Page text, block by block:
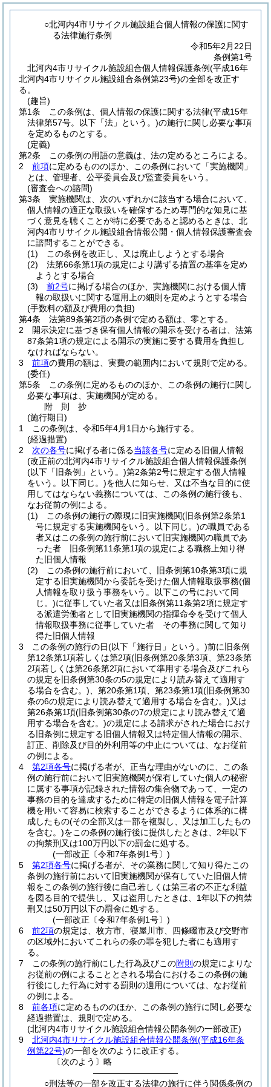
○北河内4市リサイクル施設組合個人情報の保護に関す
る法律施行条例
令和5年2月22日
条例第1号
北河内4市リサイクル施設組合個人情報保護条例(平成16年
北河内4市リサイクル施設組合条例第23号)の全部を改正す
る。
(趣旨)
第1条
この条例は、個人情報の保護に関する法律(平成15年
法律第57号。以下「法」という。)の施行に関し必要な事項
を定めるものとする。
(定義)
第2条
この条例の用語の意義は、法の定めるところによる。
2
前項に定めるもののほか、この条例において「実施機関」
とは、管理者、公平委員会及び監査委員をいう。
(審査会への諮問)
第3条
実施機関は、次のいずれかに該当する場合において、
個人情報の適正な取扱いを確保するため専門的な知見に基
づく意見を聴くことが特に必要であると認めるときは、北
河内4市リサイクル施設組合情報公開・個人情報保護審査会
に諮問することができる。
(1)
この条例を改正し、又は廃止しようとする場合
(2)
法第66条第1項の規定により講ずる措置の基準を定め
ようとする場合
(3)
前2号に掲げる場合のほか、実施機関における個人情
報の取扱いに関する運用上の細則を定めようとする場合
(手数料の額及び費用の負担)
第4条
法第89条第2項の条例で定める額は、零とする。
2
開示決定に基づき保有個人情報の開示を受ける者は、法第
87条第1項の規定による開示の実施に要する費用を負担し
なければならない。
3
前項の費用の額は、実費の範囲内において規則で定める。
(委任)
第5条
この条例に定めるもののほか、この条例の施行に関し
必要な事項は、実施機関が定める。
附 則
抄
(施行期日)
1
この条例は、令和5年4月1日から施行する。
(経過措置)
2
次の各号に掲げる者に係る当該各号に定める旧個人情報
(改正前の北河内4市リサイクル施設組合個人情報保護条例
(以下「旧条例」という。)第2条第2号に規定する個人情報
をいう。以下同じ。)を他人に知らせ、又は不当な目的に使
用してはならない義務については、この条例の施行後も、
なお従前の例による。
(1)
この条例の施行の際現に旧実施機関(旧条例第2条第1
号に規定する実施機関をいう。以下同じ。)の職員である
者又はこの条例の施行前において旧実施機関の職員であ
った者 旧条例第11条第1項の規定による職務上知り得
た旧個人情報
(2)
この条例の施行前において、旧条例第10条第3項に規
定する旧実施機関から委託を受けた個人情報取扱事務(個
人情報を取り扱う事務をいう。以下この号において同
じ。)に従事していた者又は旧条例第11条第2項に規定す
る派遣労働者として旧実施機関の指揮命令を受けて個人
情報取扱事務に従事していた者 その事務に関して知り
得た旧個人情報
3
この条例の施行の日(以下「施行日」という。)前に旧条例
第12条第1項若しくは第2項(旧条例第20条第3項、第23条第
2項若しくは第26条第2項において準用する場合及びこれら
の規定を旧条例第30条の5の規定により読み替えて適用す
る場合を含む。) 、第20条第1項、第23条第1項(旧条例第30
条の6の規定により読み替えて適用する場合を含む。)又は
第26条第1項(旧条例第30条の7の規定により読み替えて適
用する場合を含む。)の規定による請求がされた場合におけ
る旧条例に規定する旧個人情報又は特定個人情報の開示、
訂正、削除及び目的外利用等の中止については、なお従前
の例による。
4
第2項各号に掲げる者が、正当な理由がないのに、この条
例の施行前において旧実施機関が保有していた個人の秘密
に属する事項が記録された情報の集合物であって、一定の
事務の目的を達成するために特定の旧個人情報を電子計算
機を用いて容易に検索することができるように体系的に構
成したもの(その全部又は一部を複製し、又は加工したもの
を含む。)をこの条例の施行後に提供したときは、2年以下
の拘禁刑又は100万円以下の罰金に処する。
(一部改正〔令和7年条例1号〕)
5
第2項各号に掲げる者が、その業務に関して知り得たこの
条例の施行前において旧実施機関が保有していた旧個人情
報をこの条例の施行後に自己若しくは第三者の不正な利益
を図る目的で提供し、又は盗用したときは、1年以下の拘禁
刑又は50万円以下の罰金に処する。
(一部改正〔令和7年条例1号〕)
6
前2項の規定は、枚方市、寝屋川市、四條畷市及び交野市
の区域外においてこれらの条の罪を犯した者にも適用す
る。
7
この条例の施行前にした行為及びこの附則 の規定によりな
お従前の例によることとされる場合におけるこの条例の施
行後にした行為に対する罰則の適用については、なお従前
の例による。
8
前各項に定めるもののほか、この条例の施行に関し必要な
経過措置は、規則で定める。
(北河内4市リサイクル施設組合情報公開条例の一部改正)
9
北河内4市リサイクル施設組合情報公開条例(平成16年条
例第22号)の一部を次のように改正する。
〔次のよう〕略
――――――――――
○刑法等の一部を改正する法律の施行に伴う関係条例の